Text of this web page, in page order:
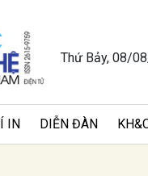
Thứ Bảy, 08/
IN DIỄN ĐÀN